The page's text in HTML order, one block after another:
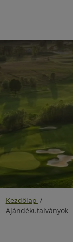
Kezdőlap /
Ajándékutalványok